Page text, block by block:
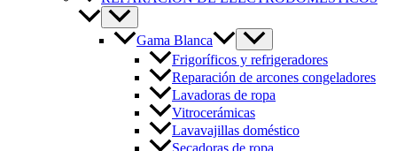
Gama Blanca
Frigoríficos y refrigeradores
Reparación de arcones congeladores
Lavadoras de ropa
Vitrocerámicas
Lavavajillas doméstico